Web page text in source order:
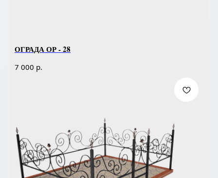
ОГРАДА ОР - 28
7 000 р.